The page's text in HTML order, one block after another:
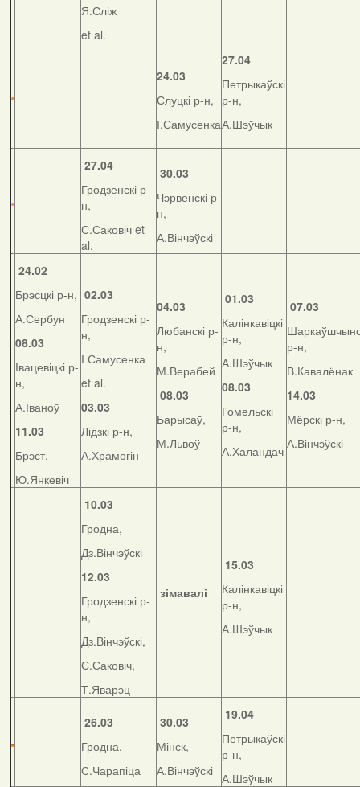
Я.Сліж
et al.
24.03
Слуцкі р-н,
І.Самусенка
27.04
Петрыкаўскі
р-н,
А.Шэўчык
27.04
Гродзенскі р-
н,
С.Саковіч et
al.
30.03
Чэрвенскі р-
н,
А.Вінчэўскі
24.02
Брэсцкі р-н,
А.Сербун
08.03
Івацевіцкі р-
н,
А.Іваноў
11.03
Брэст,
Ю.Янкевіч
02.03
Гродзенскі р-
н,
І Самусенка
et al.
03.03
Лідзкі р-н,
А.Храмогін
04.03
Любанскі р-
н,
М.Верабей
08.03
Барысаў,
М.Львоў
01.03
Калінкавіцкі
р-н,
А.Шэўчык
08.03
Гомельскі
р-н,
А.Халандач
07.03
р-н,
В.Кавалёнак
14.03
Мёрскі р-н,
А.Вінчэўскі
10.03
Гродна,
Дз.Вінчэўскі
12.03
Гродзенскі р-
н,
Дз.Вінчэўскі,
С.Саковіч,
Т.Яварэц
зімавалі
15.03
Калінкавіцкі
р-н,
А.Шэўчык
26.03
Гродна,
С.Чарапіца
30.03
Мінск,
А.Вінчэўскі
19.04
Петрыкаўскі
р-н,
А.Шэўчык